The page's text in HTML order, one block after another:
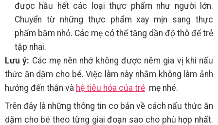
được hầu hết các loại thực phẩm như người lớn.
Chuyển từ những thực phẩm xay mịn sang thực
phẩm băm nhỏ. Các mẹ có thể tăng dần độ thô để trẻ
tập nhai.
Lưu ý: Các mẹ nên nhớ không được nêm gia vị khi nấu
thức ăn dặm cho bé. Việc làm này nhằm không làm ảnh
hưởng đến thận và hệ tiêu hóa của trẻ mẹ nhé.
Trên đây là những thông tin cơ bản về cách nấu thức ăn
dặm cho bé theo từng giai đoạn sao cho phù hợp nhất.